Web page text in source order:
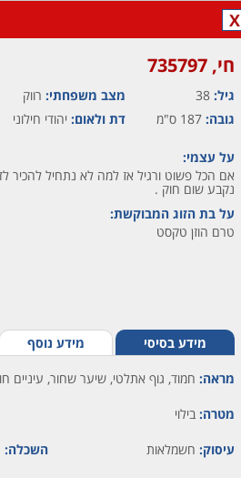
X
חי,‏ 735797
גיל: 38 מצב משפחתי: רווק
גובה: 187 ס"מ דת ולאום: יהודי חילוני
על עצמי:
אם הכל פשוט ורגיל אז למה לא נתחיל להכיר
נקבע שום חוק .
על בת הזוג המבוקשת:
טרם הוזן טקסט
מידע בסיסי מידע נוסף
מראה: חמוד, גוף אתלטי, שיער שחור, עיניים
מטרה: בילוי
עיסוק: חשמלאות השכלה: